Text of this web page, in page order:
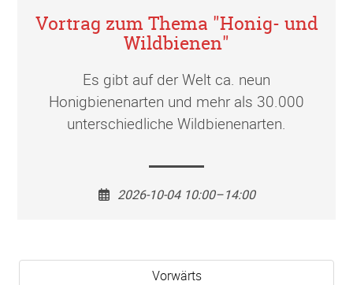
Vortrag zum Thema "Honig- und
Wildbienen"
Es gibt auf der Welt ca. neun
Honigbienenarten und mehr als 30.000
unterschiedliche Wildbienenarten.
2026-10-04 10:00–14:00
Vorwärts